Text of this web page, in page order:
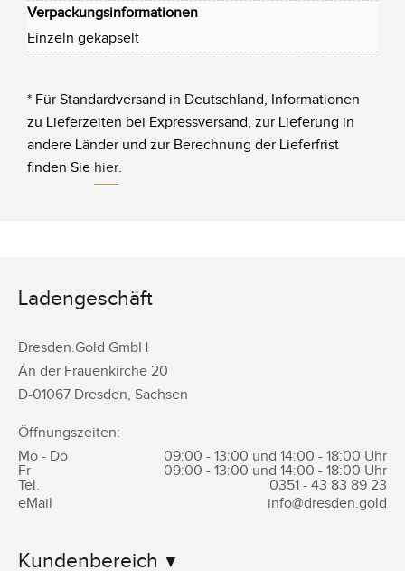
Verpackungsinformationen
Einzeln gekapselt
* Für Standardversand in Deutschland, Informationen
zu Lieferzeiten bei Expressversand, zur Lieferung in
andere Länder und zur Berechnung der Lieferfrist
finden Sie hier.
Ladengeschäft
Dresden.Gold GmbH
An der Frauenkirche 20
D-01067 Dresden, Sachsen
Öffnungszeiten:
Mo - Do
09:00 - 13:00 und 14:00 - 18:00 Uhr
Fr
09:00 - 13:00 und 14:00 - 18:00 Uhr
Tel.
0351 - 43 83 89 23
eMail
info@dresden.gold
Kundenbereich